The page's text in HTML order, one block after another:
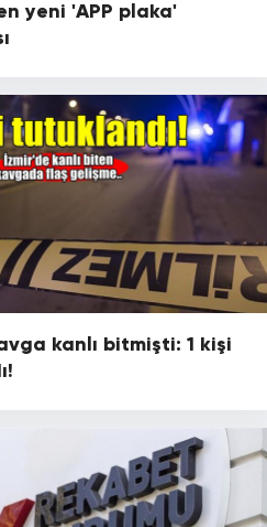
yeni 'APP plaka'
kanlı bitmişti: 1 kişi